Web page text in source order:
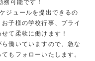
可能です！
ジュールを提出できるの
子様の学校行事、プライ
て柔軟に働けます！
働いていますので、急な
もフォローいたします。